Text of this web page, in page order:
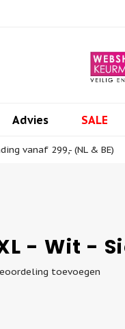
Advies SALE
vanaf 299,- (NL & BE)
- Wit -
toevoegen